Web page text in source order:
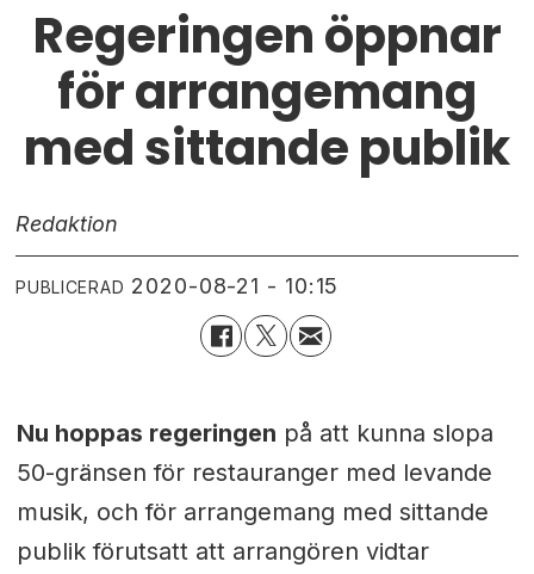
Regeringen öppnar
för arrangemang
med sittande publik
Redaktion
PUBLICERAD 2020-08-21 - 10:15
Nu hoppas regeringen på att kunna slopa
50-gränsen för restauranger med levande
musik, och för arrangemang med sittande
publik förutsatt att arrangören vidtar